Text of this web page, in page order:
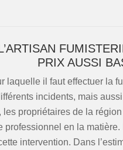
PRIX AUSSI
laquelle il faut effectuer la
incidents, mais
les propriétaires de la
professionnel en la
intervention. Dans